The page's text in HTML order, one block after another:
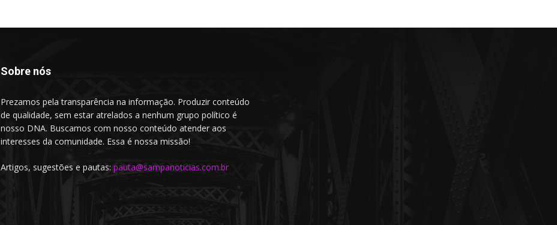
Sobre nós
Prezamos pela transparência na informação. Produzir conteúdo
de qualidade, sem estar atrelados a nenhum grupo político é
nosso DNA. Buscamos com nosso conteúdo atender aos
interesses da comunidade. Essa é nossa missão!
Artigos, sugestões e pautas: pauta@sampanoticias.com.br